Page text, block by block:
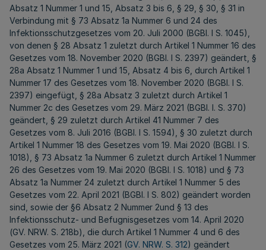
Absatz 1 Nummer 1 und 15, Absatz 3 bis 6, § 29, § 30, § 31 in
Verbindung mit § 73 Absatz 1a Nummer 6 und 24 des
Infektionsschutzgesetzes vom 20. Juli 2000 (BGBl. I S. 1045),
von denen § 28 Absatz 1 zuletzt durch Artikel 1 Nummer 16 des
Gesetzes vom 18. November 2020 (BGBl. I S. 2397) geändert, §
28a Absatz 1 Nummer 1 und 15, Absatz 4 bis 6, durch Artikel 1
Nummer 17 des Gesetzes vom 18. November 2020 (BGBl. I S.
2397) eingefügt, § 28a Absatz 3 zuletzt durch Artikel 1
Nummer 2c des Gesetzes vom 29. März 2021 (BGBl. I. S. 370)
geändert, § 29 zuletzt durch Artikel 41 Nummer 7 des
Gesetzes vom 8. Juli 2016 (BGBl. I S. 1594), § 30 zuletzt durch
Artikel 1 Nummer 18 des Gesetzes vom 19. Mai 2020 (BGBl. I S.
1018), § 73 Absatz 1a Nummer 6 zuletzt durch Artikel 1 Nummer
26 des Gesetzes vom 19. Mai 2020 (BGBl. I S. 1018) und § 73
Absatz 1a Nummer 24 zuletzt durch Artikel 1 Nummer 5 des
Gesetzes vom 22. April 2021 (BGBl. I S. 802) geändert worden
sind, sowie der §6 Absatz 2 Nummer 2und § 13 des
Infektionsschutz- und Befugnisgesetzes vom 14. April 2020
(GV. NRW. S. 218b), die durch Artikel 1 Nummer 4 und 6 des
Gesetzes vom 25. März 2021 (GV. NRW. S. 312) geändert